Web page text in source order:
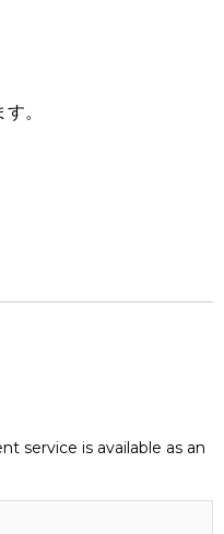
。
service is available as an